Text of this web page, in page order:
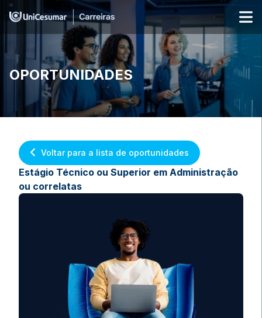
OPORTUNIDADES
Voltar para a lista de oportunidades
Estágio Técnico ou Superior em Administração
ou correlatas